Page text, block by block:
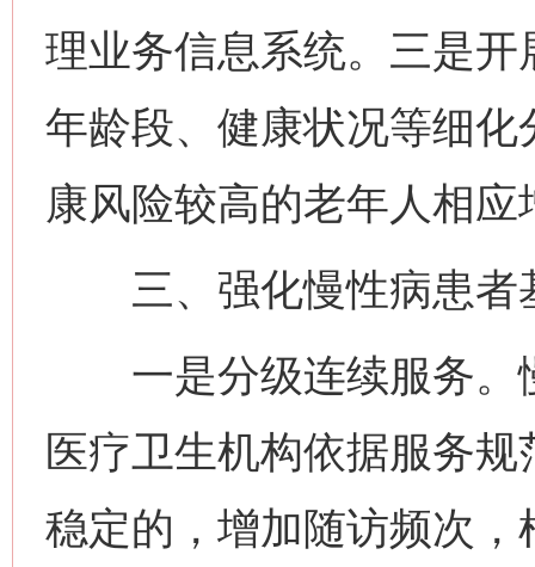
理业务信息系统。三是
年龄段、健康状况等细
康风险较高的老年人相
三、强化慢性病患者
一是分级连续服务。
医疗卫生机构依据服务
稳定的，增加随访频次